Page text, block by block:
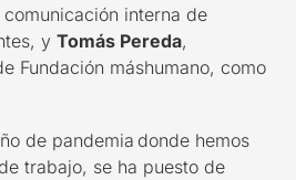
interna de
y Tomás Pereda,
Fundación máshumano, como
de pandemia donde hemos
trabajo, se ha puesto de